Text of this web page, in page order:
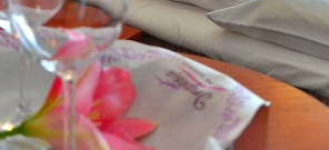
Salta
a
navegació
ACTIVITATS
VISITA’NS